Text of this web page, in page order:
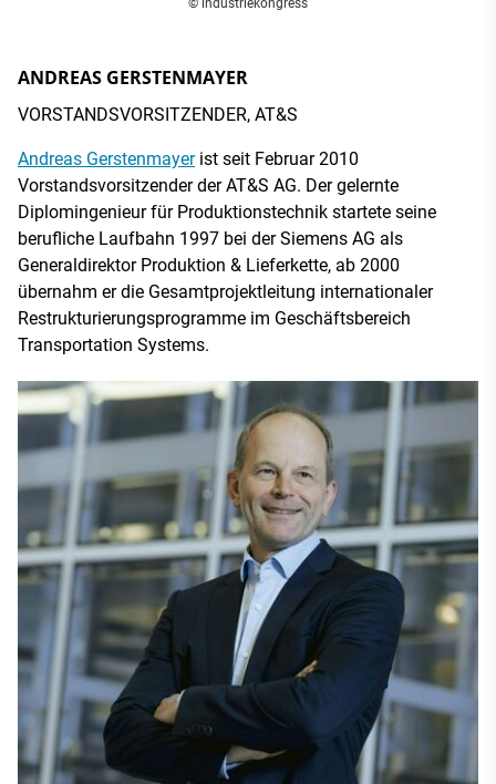
ANDREAS GERSTENMAYER
VORSTANDSVORSITZENDER, AT&S
Andreas Gerstenmayerist seit Februar 2010
Vorstandsvorsitzender der AT&S AG. Der gelernte
Diplomingenieur für Produktionstechnik startete seine
berufliche Laufbahn 1997 bei der Siemens AG als
Generaldirektor Produktion & Lieferkette, ab 2000
übernahm er die Gesamtprojektleitung internationaler
Restrukturierungsprogramme im Geschäftsbereich
Transportation Systems.